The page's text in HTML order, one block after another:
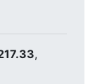
,